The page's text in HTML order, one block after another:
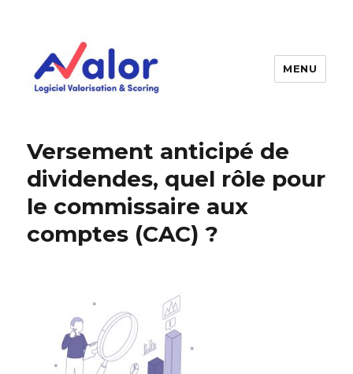
et fonds de commerce
MENU
Versement anticipé de
dividendes, quel rôle pour
le commissaire aux
comptes (CAC) ?